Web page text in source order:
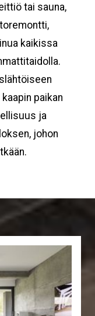
tai sauna,
kaikissa
paikan
ja
johon